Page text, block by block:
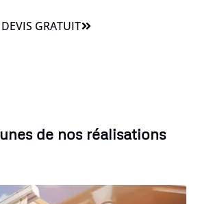
DEVIS GRATUIT
de nos réalisations